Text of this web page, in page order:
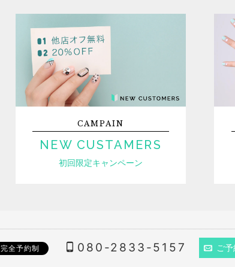
CAMPAIN
NEW CUSTAMERS
初回限定キャンペーン
完全予約制 080-2833-5157 ご